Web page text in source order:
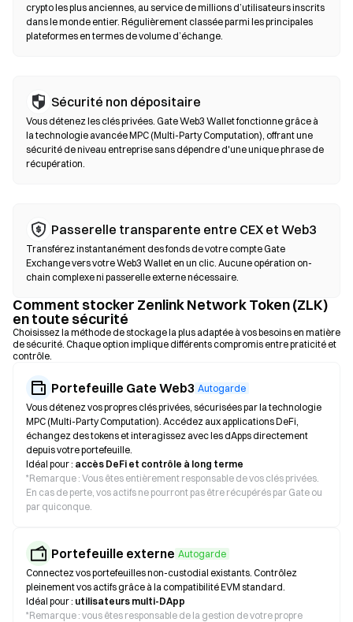
des smart contracts pour exécuter les swaps on-chain, sans
inscription ni vérification d’identité. Connectez un wallet
compatible, sélectionnez votre paire de tokens, définissez la
en raison de la profondeur de liquidité. La majorité de l’activité
sur les DEX se déroule sur des blockchains compatibles EVM
comme Ethereum, BNB Chain et Polygon.
crypto les plus anciennes, au service de millions d’utilisateurs inscrits
dans le monde entier. Régulièrement classée parmi les principales
plateformes en termes de volume d’échange.
Sécurité non dépositaire
Vous détenez les clés privées. Gate Web3 Wallet fonctionne grâce à
la technologie avancée MPC (Multi-Party Computation), offrant une
sécurité de niveau entreprise sans dépendre d'une unique phrase de
récupération.
Passerelle transparente entre CEX et Web3
Transférez instantanément des fonds de votre compte Gate
Exchange vers votre Web3 Wallet en un clic. Aucune opération on-
chain complexe ni passerelle externe nécessaire.
Comment stocker Zenlink Network Token (ZLK)
en toute sécurité
Choisissez la méthode de stockage la plus adaptée à vos besoins en matière
de sécurité. Chaque option implique différents compromis entre praticité et
contrôle.
Portefeuille Gate Web3 Autogarde
Vous détenez vos propres clés privées, sécurisées par la technologie
MPC (Multi-Party Computation). Accédez aux applications DeFi,
échangez des tokens et interagissez avec les dApps directement
depuis votre portefeuille.
Idéal pour : accès DeFi et contrôle à long terme
*Remarque : Vous êtes entièrement responsable de vos clés privées.
En cas de perte, vos actifs ne pourront pas être récupérés par Gate ou
par quiconque.
Portefeuille externe Autogarde
Connectez vos portefeuilles non-custodial existants. Contrôlez
pleinement vos actifs grâce à la compatibilité EVM standard.
Idéal pour : utilisateurs multi-DApp
*Remarque : vous êtes responsable de la gestion de votre propre